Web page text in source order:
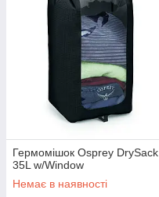
Гермомішок Osprey DrySack
35L w/Window
Немає в наявності